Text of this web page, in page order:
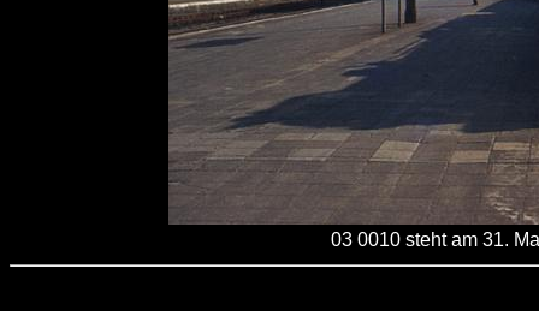
03 0010 steht am 31.